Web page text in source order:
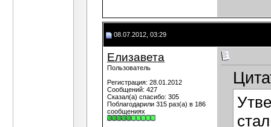
08.07.2012, 03:29
Елизавета
Пользователь
Регистрация: 28.01.2012
Сообщений: 427
Сказал(а) спасибо: 305
Поблагодарили 315 раз(а) в 186
сообщениях